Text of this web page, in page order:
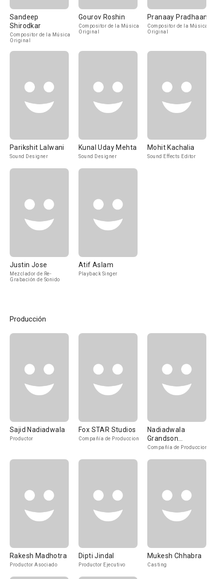
Sandeep
Shirodkar
Compositor de la Música
Original
Gourov Roshin
Compositor de la Música
Original
Pranaay Pradhaan
Compositor de la Música
Original
Parikshit Lalwani
Sound Designer
Kunal Uday Mehta
Sound Designer
Mohit Kachalia
Sound Effects Editor
Justin Jose
Mezclador de Re-
Grabación de Sonido
Atif Aslam
Playback Singer
Producción
Sajid Nadiadwala
Productor
Fox STAR Studios
Compañía de Produccion
Nadiadwala
Grandson
Entertainment
Compañía de Produccion
Rakesh Madhotra
Productor Asociado
Dipti Jindal
Productor Ejecutivo
Mukesh Chhabra
Casting